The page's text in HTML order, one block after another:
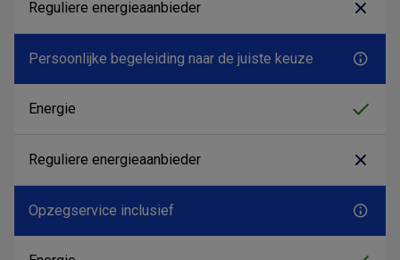
Persoonlijke begeleiding naar de juiste keuze
Opzegservice inclusief